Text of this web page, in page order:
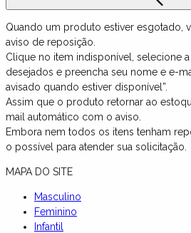
Quando um produto estiver esgotado,
aviso de reposição.
Clique no item indisponível, selecione
desejados e preencha seu nome e e-
avisado quando estiver disponível”.
Assim que o produto retornar ao
mail automático com o aviso.
Embora nem todos os itens tenham
o possível para atender sua solicitação.
MAPA DO SITE
Masculino
Feminino
Infantil